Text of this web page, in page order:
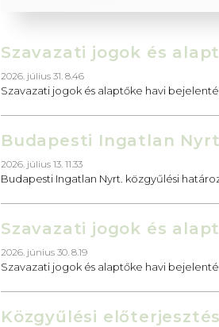
Szavazati jogok és
2026. július 31. 8.46
Szavazati jogok és alaptőke havi
Budapesti Ingatlan
2026. július 13. 11.33
Budapesti Ingatlan Nyrt. közgyűlési
Szavazati jogok és
2026. június 30. 8.19
Szavazati jogok és alaptőke havi
Közgyűlési